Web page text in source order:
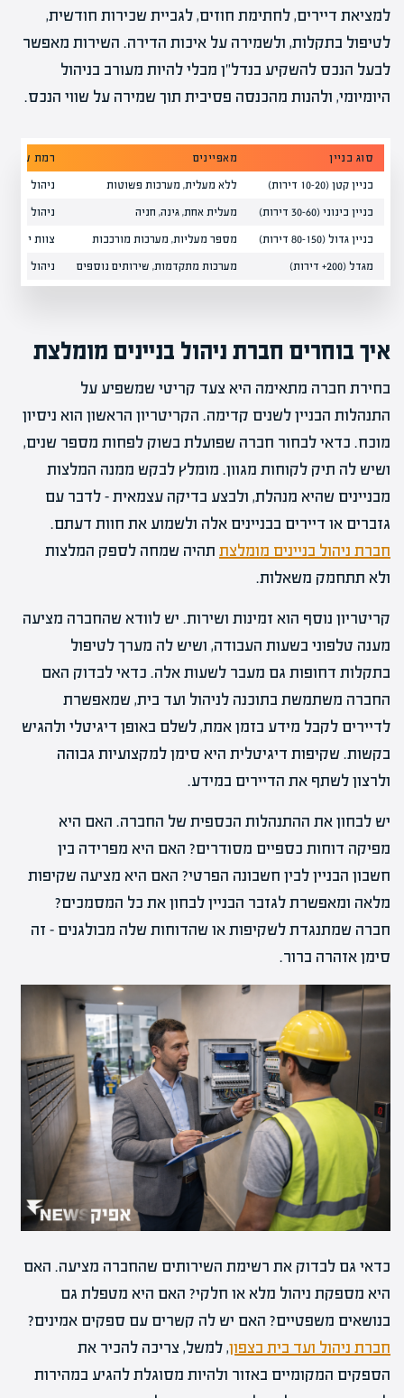
למציאת דיירים, לחתימת חוזים, לגביית שכירות חודשית,
לטיפול בתקלות, ולשמירה על איכות הדירה. השירות מאפשר
לבעל הנכס להשקיע בנדל"ן מבלי להיות מעורב בניהול
היומיומי, ולהנות מהכנסה פסיבית תוך שמירה על שווי הנכס.
סוג בניין מאפיינים רמת
בניין קטן (10-20 דירות) ללא מעלית, מערכות פשוטות ניהול
בניין בינוני (30-60 דירות) מעלית אחת, גינה, חניה ניהול
בניין גדול (80-150 דירות) מספר מעליות, מערכות מורכבות צוות
מגדל (200+ דירות) מערכות מתקדמות, שירותים נוספים ניהול רב-
איך בוחרים חברת ניהול בניינים מומלצת
בחירת חברה מתאימה היא צעד קריטי שמשפיע על
התנהלות הבניין לשנים קדימה. הקריטריון הראשון הוא ניסיון
מוכח. כדאי לבחור חברה שפועלת בשוק לפחות מספר שנים,
ושיש לה תיק לקוחות מגוון. מומלץ לבקש ממנה המלצות
מבניינים שהיא מנהלת, ולבצע בדיקה עצמאית – לדבר עם
גזברים או דיירים בבניינים אלה ולשמוע את חוות דעתם.
חברת ניהול בניינים מומלצת תהיה שמחה לספק המלצות
ולא תתחמק משאלות.
קריטריון נוסף הוא זמינות ושירות. יש לוודא שהחברה מציעה
מענה טלפוני בשעות העבודה, ושיש לה מערך לטיפול
בתקלות דחופות גם מעבר לשעות אלה. כדאי לבדוק האם
החברה משתמשת בתוכנה לניהול ועד בית, שמאפשרת
לדיירים לקבל מידע בזמן אמת, לשלם באופן דיגיטלי ולהגיש
בקשות. שקיפות דיגיטלית היא סימן למקצועיות גבוהה
ולרצון לשתף את הדיירים במידע.
יש לבחון את ההתנהלות הכספית של החברה. האם היא
מפיקה דוחות כספיים מסודרים? האם היא מפרידה בין
חשבון הבניין לבין חשבונה הפרטי? האם היא מציעה שקיפות
מלאה ומאפשרת לגזבר הבניין לבחון את כל המסמכים?
חברה שמתנגדת לשקיפות או שהדוחות שלה מבולגנים – זה
סימן אזהרה ברור.
כדאי גם לבדוק את רשימת השירותים שהחברה מציעה. האם
היא מספקת ניהול מלא או חלקי? האם היא מטפלת גם
בנושאים משפטיים? האם יש לה קשרים עם ספקים אמינים?
חברת ניהול ועד בית בצפון, למשל, צריכה להכיר את
הספקים המקומיים באזור ולהיות מסוגלת להגיע במהירות